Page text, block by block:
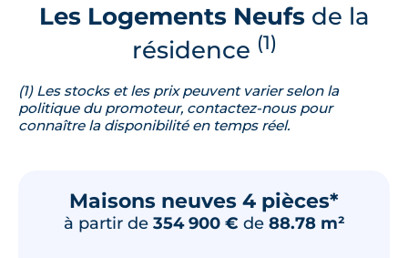
Les Logements Neufsde la
résidence (1)
(1) Les stocks et les prix peuvent varier selon la
politique du promoteur, contactez-nous pour
connaître la disponibilité en temps réel.
Maisons neuves 4 pièces*
à partir de 354 900 € de 88.78 m²